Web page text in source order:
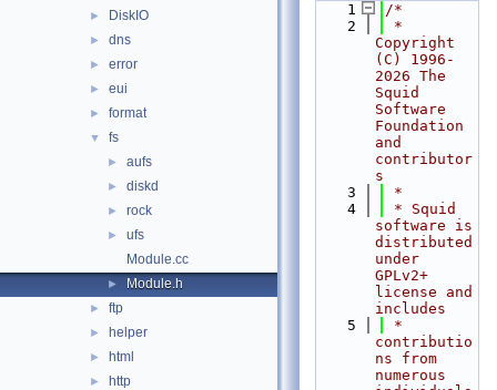
► DiskIO
► dns
► error
► eui
► format
▼ fs
► aufs
► diskd
► rock
►
ufs
Module.cc
► Module.h
► ftp
► helper
► html
► http
    1
/*
    2
*
Copyright
(C) 1996-
2026 The
Squid
Software
Foundation
and
contributor
s
    3
*
    4
* Squid
software is
distributed
under
GPLv2+
license and
includes
    5
*
contributio
ns from
numerous